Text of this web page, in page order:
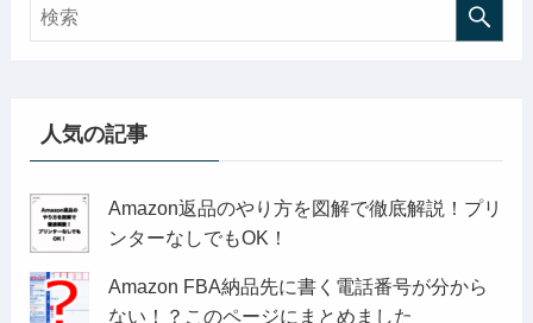
人気の記事
Amazon返品のやり方を図解で徹底解説！プリ
ンターなしでもOK！
Amazon FBA納品先に書く電話番号が分から
ない！？このページにまとめました